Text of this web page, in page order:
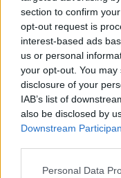
section to confirm
opt-out request is
interest-based ads
us or personal
your opt-out. You
disclosure of your
IAB’s list of
also be disclosed by
Downstream
Personal Data